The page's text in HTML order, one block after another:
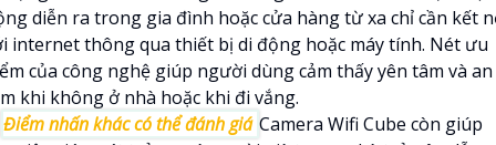
diễn ra trong gia đình hoặc cửa hàng từ xa chỉ cần kết
internet thông qua thiết bị di động hoặc máy tính. Nét ưu
của công nghệ giúp người dùng cảm thấy yên tâm và an
khi không ở nhà hoặc khi đi vắng.
Điểm nhấn khác có thể đánh giá Camera Wifi Cube còn giúp